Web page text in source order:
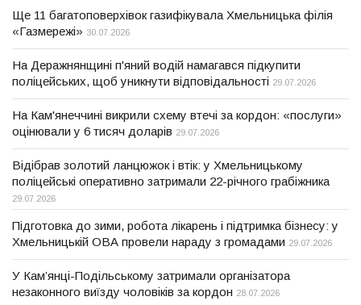
Ще 11 багатоповерхівок газифікувала Хмельницька філія
«Газмережі» 30.07.2026
На Деражнянщині п'яний водій намагався підкупити
поліцейських, щоб уникнути відповідальності 29.07.2026
На Кам'янеччині викрили схему втечі за кордон: «послуги»
оцінювали у 6 тисяч доларів 29.07.2026
Відібрав золотий ланцюжок і втік: у Хмельницькому
поліцейські оперативно затримали 22-річного грабіжника
29.07.2026
Підготовка до зими, робота лікарень і підтримка бізнесу: у
Хмельницькій ОВА провели нараду з громадами 29.07.2026
У Кам’янці-Подільському затримали організатора
незаконного виїзду чоловіків за кордон 28.07.2026